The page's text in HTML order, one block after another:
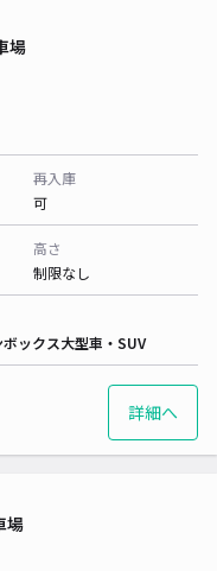
場
再入庫
可
高さ
制限なし
ボックス大型車・SUV
詳細へ
場